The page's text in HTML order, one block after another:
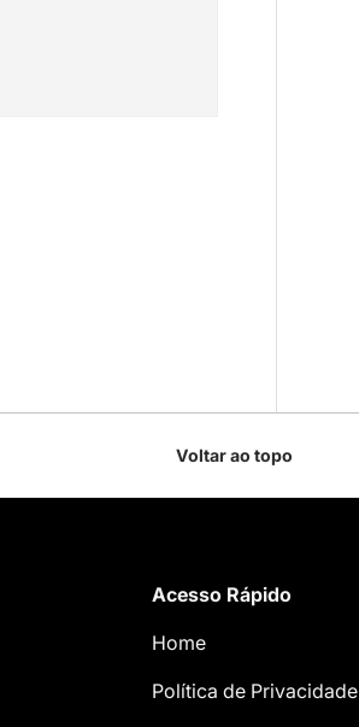
Voltar ao topo
Acesso Rápido
Home
Política de Privacidade